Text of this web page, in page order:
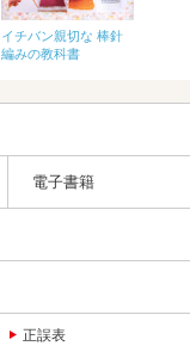
イチバン親切な 棒針
編みの教科書
電子書籍
正誤表